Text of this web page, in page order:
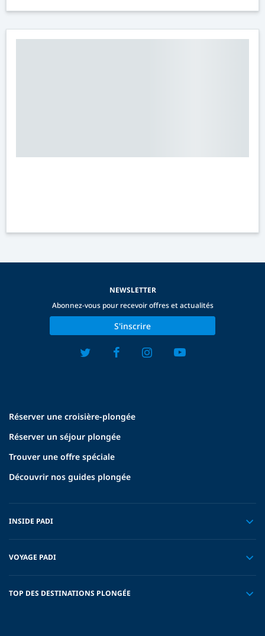
Réserver une croisière-plongée
Réserver un séjour plongée
Trouver une offre spéciale
Découvrir nos guides plongée
INSIDE PADI
VOYAGE PADI
TOP DES DESTINATIONS PLONGÉE
NEWSLETTER
Abonnez-vous pour recevoir offres et actualités
S'inscrire